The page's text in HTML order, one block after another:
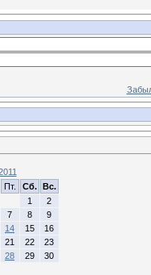
Пт. Сб.
Вс.
1
2
7 8
9
14 15
16
21 22
23
28 29
30